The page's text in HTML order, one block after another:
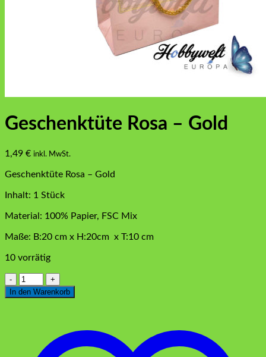
Geschenktüte Rosa – Gold
1,49 € inkl. MwSt.
Geschenktüte Rosa – Gold
Inhalt: 1 Stück
Material: 100% Papier, FSC Mix
Maße: B:20 cm x H:20cm x T:10 cm
10 vorrätig
Geschenktüte
Rosa
-
In den Warenkorb